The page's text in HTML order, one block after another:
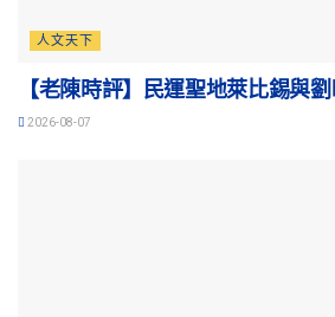
人文天下
【老陳時評】民運聖地萊比錫與
2026-08-07